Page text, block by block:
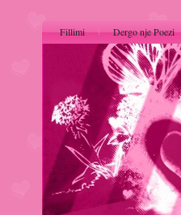
Fillimi Dergo nje Poezi